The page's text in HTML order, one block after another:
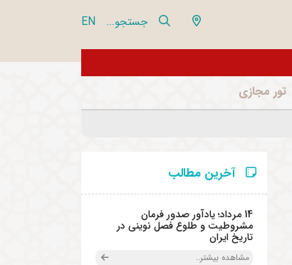
جستجو... EN
از تور مجازی 360 درجه مجموعه فرهنگی تاریخی نیاوران بازدید نمایید
تور مجازی
آخرین مطالب
14 مرداد؛ یادآور صدور فرمان
مشروطیت و طلوع فصل نوینی در
تاریخ ایران
مشاهده بیشتر..